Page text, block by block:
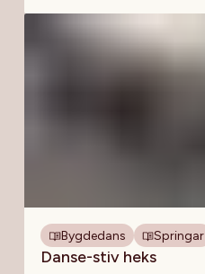
Bygdedans Springar
Danse-stiv heks